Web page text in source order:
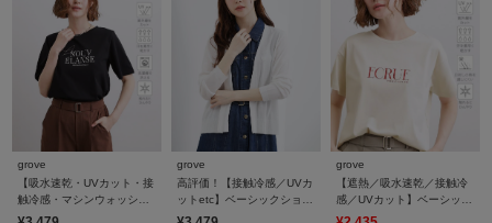
grove
【吸水速乾・UVカット・接
触冷感・マシンウォッシャ
ブル】ベーシックMIXロゴ
grove
高評価！【接触冷感／UVカ
ットetc】ベーシックショー
トカーディガン
grove
【遮熱／吸水速乾／接触冷
感／UVカット】ベーシック
ロゴTシャツ